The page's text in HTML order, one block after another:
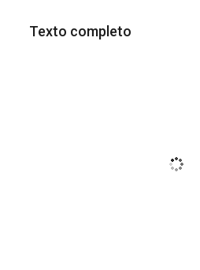
Texto completo